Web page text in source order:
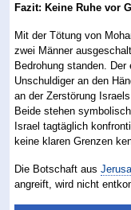
Fazit: Keine Ruhe vor
Mit der Tötung von
zwei Männer
Bedrohung standen.
Unschuldiger an den
an der Zerstörung
Beide stehen
Israel tagtäglich
keine klaren Grenzen
Die Botschaft aus
angreift, wird nicht